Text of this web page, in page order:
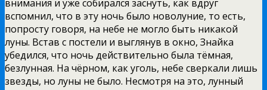
внимания и уже собирался заснуть, как вдруг
вспомнил, что в эту ночь было новолуние, то есть,
попросту говоря, на небе не могло быть никакой
луны. Встав с постели и выглянув в окно, Знайка
убедился, что ночь действительно была тёмная,
безлунная. На чёрном, как уголь, небе сверкали лишь
звезды, но луны не было. Несмотря на это, лунный